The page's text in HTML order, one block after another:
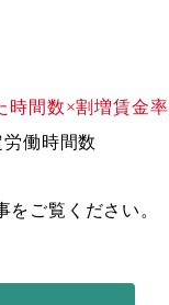
時間数×割増賃金率
働時間数
ご覧ください。